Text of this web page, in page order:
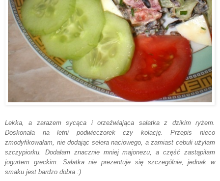
Lekka, a zarazem sycąca i orzeźwiająca sałatka z dzikim ryżem.
Doskonała na letni podwieczorek czy kolację. Przepis nieco
zmodyfikowałam, nie dodając selera naciowego, a zamiast cebuli użyłam
szczypiorku. Dodałam znacznie mniej majonezu, a część zastąpiłam
jogurtem greckim. Sałatka nie prezentuje się szczególnie, jednak w
smaku jest bardzo dobra :)